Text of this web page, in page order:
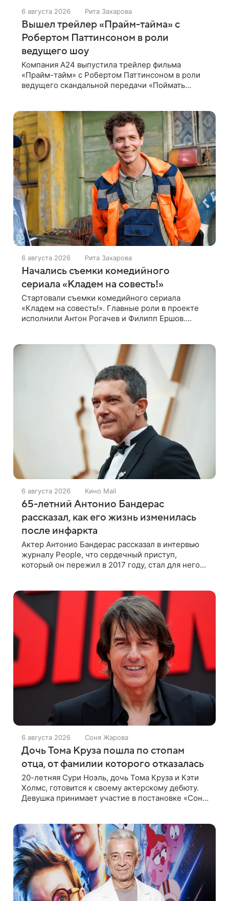
6 августа 2026 Рита Захарова
Вышел трейлер «Прайм-тайма» с
Робертом Паттинсоном в роли
ведущего шоу
Компания A24 выпустила трейлер фильма
«Прайм-тайм» с Робертом Паттинсоном в роли
ведущего скандальной передачи «Поймать
2004
6 августа 2026 Рита Захарова
Начались съемки комедийного
сериала «Кладем на совесть!»
Стартовали съемки комедийного сериала
«Кладем на совесть!». Главные роли в проекте
исполнили Антон Рогачев и Филипп Ершов.
6 августа 2026 Кино Mail
65-летний Антонио Бандерас
рассказал, как его жизнь изменилась
после инфаркта
Актер Антонио Бандерас рассказал в интервью
журналу People, что сердечный приступ,
который он пережил в 2017 году, стал для него
6 августа 2026 Соня Жарова
Дочь Тома Круза пошла по стопам
отца, от фамилии которого отказалась
20-летняя Сури Ноэль, дочь Тома Круза и Кэти
Холмс, готовится к своему актерскому дебюту.
Девушка принимает участие в постановке «Сон в